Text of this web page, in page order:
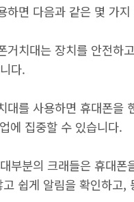
하면 다음과 같은 몇 가
거치대는 장치를 안전하
다.
대를 사용하면 휴대폰을
에 집중할 수 있습니다.
대부분의 크래들은 휴대폰
쉽게 알림을 확인하고